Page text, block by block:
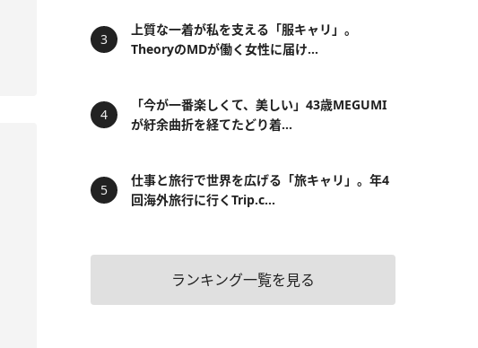
上質な一着が私を支える「服キャリ」。
TheoryのMDが働く女性に届け...
「今が一番楽しくて、美しい」43歳MEGUMI
が紆余曲折を経てたどり着...
仕事と旅行で世界を広げる「旅キャリ」。年4
回海外旅行に行くTrip.c...
ランキング一覧を見る